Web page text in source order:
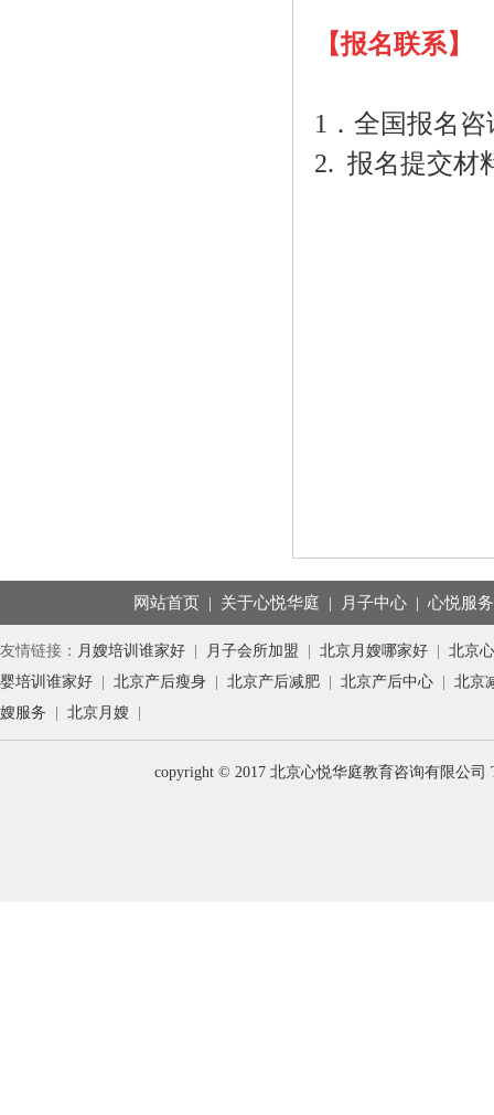
【报名联系】
1．全国报名咨
2. 报名提交材
网站首页 | 关于心悦华庭 | 月子中心 |心悦服务
友情链接： 月嫂培训谁家好 月子会所加盟 北京月嫂哪家好
北京
婴培训谁家好
北京产后瘦身 北京产后减肥 北京产后中心
北京
嫂服务
北京月嫂
copyright © 2017 北京心悦华庭教育咨询有限公司